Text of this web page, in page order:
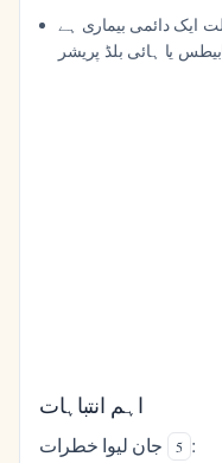
ایک دائمی بیماری ہے
اہم انتباہات
5 :